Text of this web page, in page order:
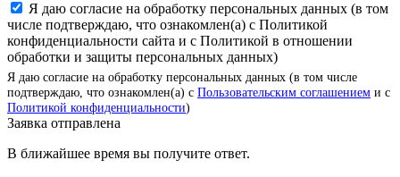
Я даю согласие на обработку персональных данных (в том
числе подтверждаю, что ознакомлен(а) с Политикой
конфиденциальности сайта и с Политикой в отношении
обработки и защиты персональных данных)
Я даю согласие на обработку персональных данных (в том числе
подтверждаю, что ознакомлен(а) с Пользовательским соглашением и с
Политикой конфиденциальности)
Заявка отправлена
В ближайшее время вы получите ответ.